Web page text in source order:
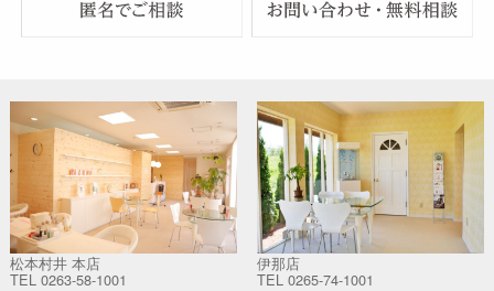
松本村井 本店
TEL 0263-58-1001
伊那店
TEL 0265-74-1001